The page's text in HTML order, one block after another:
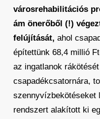
városrehabilitációs
ám önerőből (!)
felújítását, ahol
építettünk 68,4 millió
az ingatlanok
csapadékcsatornára,
rendszert alakított ki